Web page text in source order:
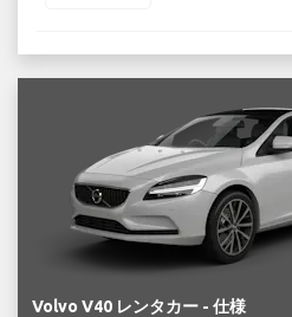
Volvo V40 レンタカー - 仕様